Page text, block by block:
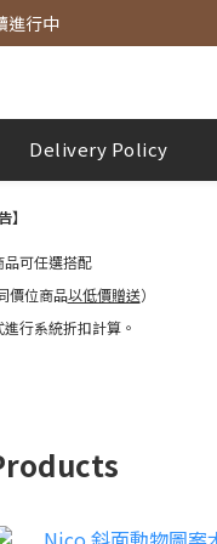
免運費
進行中
Delivery Policy
】
品可任選搭配
價位商品以低價贈送）
進行系統折扣計算。